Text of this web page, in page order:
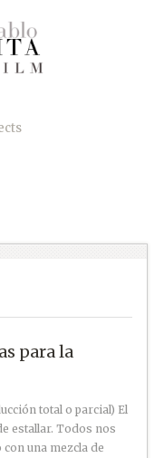
para la
total o parcial) El
estallar. Todos nos
una mezcla de